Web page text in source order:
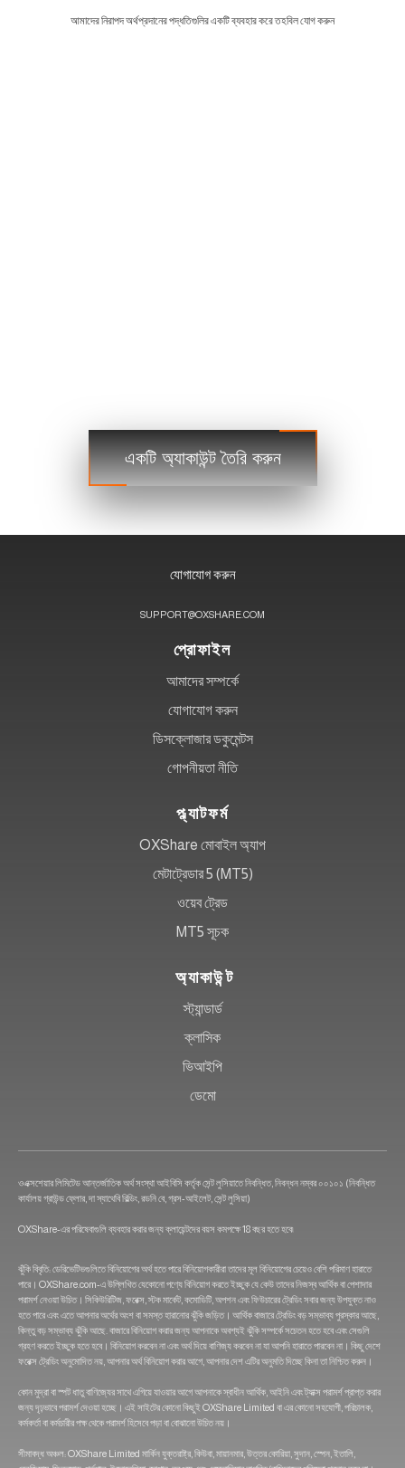
আমাদের নিরাপদ অর্থপ্রদানের পদ্ধতিগুলির একটি ব্যবহার করে তহবিল যোগ করুন
ধাপ 3বাণিজ্য
একটি অ্যাকাউন্ট তৈরি করুন
যোগাযোগ করুন
SUPPORT@OXSHARE.COM
প্রোফাইল
আমাদের সম্পর্কে
যোগাযোগ করুন
ডিসক্লোজার ডকুমেন্টস
গোপনীয়তা নীতি
প্ল্যাটফর্ম
OXShare মোবাইল অ্যাপ
মেটাট্রেডার 5 (MT5)
ওয়েব ট্রেড
MT5 সূচক
অ্যাকাউন্ট
স্ট্যান্ডার্ড
ক্লাসিক
ভিআইপি
ডেমো
ওএক্সশেয়ার লিমিটেড আন্তর্জাতিক অর্থ সংস্থা আইবিসি কর্তৃক সেন্ট লুসিয়াতে নিবন্ধিত, নিবন্ধন নম্বর ০০১০১ (নিবন্ধিত
কার্যালয় গ্রাউন্ড ফ্লোর, দা স্যাথেবি বিল্ডিং, রডনি বে, গ্রস-আইলেট, সেন্ট লুসিয়া)
OXShare-এর পরিষেবাগুলি ব্যবহার করার জন্য ক্লায়েন্টদের বয়স কমপক্ষে 18 বছর হতে হবে৷
ঝুঁকি বিবৃতি: ডেরিভেটিভগুলিতে বিনিয়োগের অর্থ হতে পারে বিনিয়োগকারীরা তাদের মূল বিনিয়োগের চেয়েও বেশি পরিমাণ হারাতে
পারে। OXShare.com-এ উল্লিখিত যেকোনো পণ্যে বিনিয়োগ করতে ইচ্ছুক যে কেউ তাদের নিজস্ব আর্থিক বা পেশাদার
পরামর্শ নেওয়া উচিত। সিকিউরিটিজ, ফরেক্স, স্টক মার্কেট, কমোডিটি, অপশন এবং ফিউচারের ট্রেডিং সবার জন্য উপযুক্ত নাও
হতে পারে এবং এতে আপনার অর্থের অংশ বা সমস্ত হারানোর ঝুঁকি জড়িত। আর্থিক বাজারে ট্রেডিং বড় সম্ভাব্য পুরস্কার আছে,
কিন্তু বড় সম্ভাব্য ঝুঁকি আছে. বাজারে বিনিয়োগ করার জন্য আপনাকে অবশ্যই ঝুঁকি সম্পর্কে সচেতন হতে হবে এবং সেগুলি
গ্রহণ করতে ইচ্ছুক হতে হবে। বিনিয়োগ করবেন না এবং অর্থ দিয়ে বাণিজ্য করবেন না যা আপনি হারাতে পারবেন না। কিছু দেশে
ফরেক্স ট্রেডিং অনুমোদিত নয়, আপনার অর্থ বিনিয়োগ করার আগে, আপনার দেশ এটির অনুমতি দিচ্ছে কিনা তা নিশ্চিত করুন।
কোন মুদ্রা বা স্পট ধাতু বাণিজ্যের সাথে এগিয়ে যাওয়ার আগে আপনাকে স্বাধীন আর্থিক, আইনি এবং ট্যাক্স পরামর্শ প্রাপ্ত করার
জন্য দৃঢ়ভাবে পরামর্শ দেওয়া হচ্ছে। এই সাইটের কোনো কিছুই OXShare Limited বা এর কোনো সহযোগী, পরিচালক,
কর্মকর্তা বা কর্মচারীর পক্ষ থেকে পরামর্শ হিসেবে পড়া বা বোঝানো উচিত নয়।
সীমাবদ্ধ অঞ্চল: OXShare Limited মার্কিন যুক্তরাষ্ট্র, কিউবা, মায়ানমার, উত্তর কোরিয়া, সুদান, স্পেন, ইতালি,